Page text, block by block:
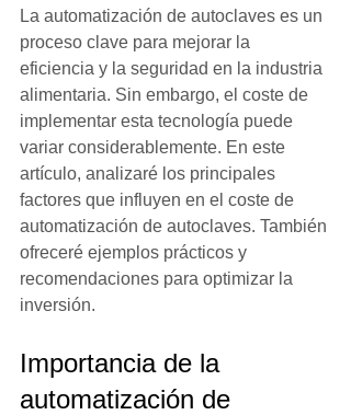
La automatización de autoclaves es un
proceso clave para mejorar la
eficiencia y la seguridad en la industria
alimentaria. Sin embargo, el coste de
implementar esta tecnología puede
variar considerablemente. En este
artículo, analizaré los principales
factores que influyen en el coste de
automatización de autoclaves. También
ofreceré ejemplos prácticos y
recomendaciones para optimizar la
inversión.
Importancia de la
automatización de